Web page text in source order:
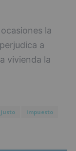
la
a
vivienda la
impuesto